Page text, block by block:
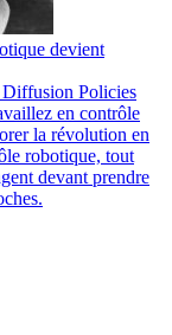
devient
Diffusion Policies
en contrôle
la révolution en
robotique, tout
devant prendre